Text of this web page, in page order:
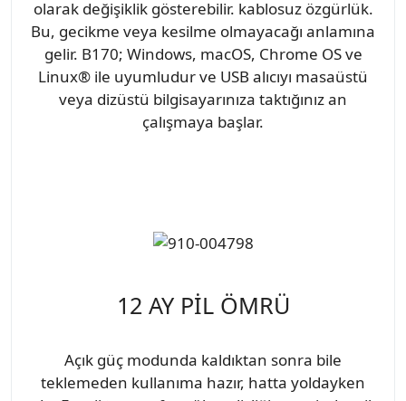
olarak değişiklik gösterebilir. kablosuz özgürlük.
Bu, gecikme veya kesilme olmayacağı anlamına
gelir. B170; Windows, macOS, Chrome OS ve
Linux® ile uyumludur ve USB alıcıyı masaüstü
veya dizüstü bilgisayarınıza taktığınız an
çalışmaya başlar.
12 AY PİL ÖMRÜ
Açık güç modunda kaldıktan sonra bile
teklemeden kullanıma hazır, hatta yoldayken